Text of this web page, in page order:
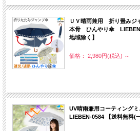
ＵＶ晴雨兼用 折り畳み
本骨 ひんやり傘
地域除く】
価格： 2,980円(税込) ～
UV晴雨兼用コーティン
LIEBEN-0584 【送料無料(